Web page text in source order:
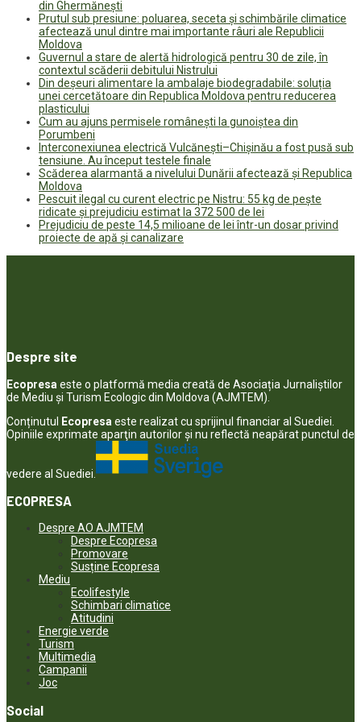
din Ghermănești
Prutul sub presiune: poluarea, seceta și schimbările climatice
afectează unul dintre mai importante râuri ale Republicii
Moldova
Guvernul a stare de alertă hidrologică pentru 30 de zile, în
contextul scăderii debitului Nistrului
Din deșeuri alimentare la ambalaje biodegradabile: soluția
unei cercetătoare din Republica Moldova pentru reducerea
plasticului
Cum au ajuns permisele românești la gunoiștea din
Porumbeni
Interconexiunea electrică Vulcănești–Chișinău a fost pusă sub
tensiune. Au început testele finale
Scăderea alarmantă a nivelului Dunării afectează și Republica
Moldova
Pescuit ilegal cu curent electric pe Nistru: 55 kg de pește
ridicate și prejudiciu estimat la 372 500 de lei
Prejudiciu de peste 14,5 milioane de lei într-un dosar privind
proiecte de apă și canalizare
Despre site
Ecopresa este o platformă media creată de Asociația Jurnaliștilor
de Mediu și Turism Ecologic din Moldova (AJMTEM).
Conținutul Ecopresa este realizat cu sprijinul financiar al Suediei.
Opiniile exprimate aparţin autorilor şi nu reflectă neapărat punctul de
vedere al Suediei.
ECOPRESA
Despre AO AJMTEM
Despre Ecopresa
Promovare
Susține Ecopresa
Mediu
Ecolifestyle
Schimbari climatice
Atitudini
Energie verde
Turism
Multimedia
Campanii
Joc
Social